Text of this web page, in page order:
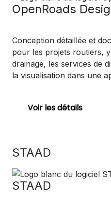
OpenRoads
Conception détaillée et
pour les projets routiers,
drainage, les services de
la visualisation dans une
Voir les détails
STAAD
STAAD